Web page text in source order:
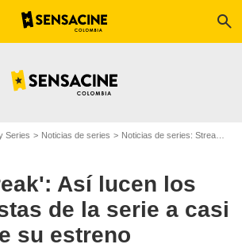
search
Series Noticias de series Noticias de series: Streaming
Así lucen los
de la serie a casi
su estreno
Warner Bros. Pictures